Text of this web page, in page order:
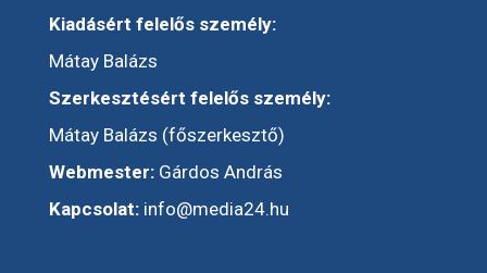
Kiadásért felelős személy:
Mátay Balázs
Szerkesztésért felelős személy:
Mátay Balázs (főszerkesztő)
Webmester:Gárdos András
Kapcsolat: info@media24.hu